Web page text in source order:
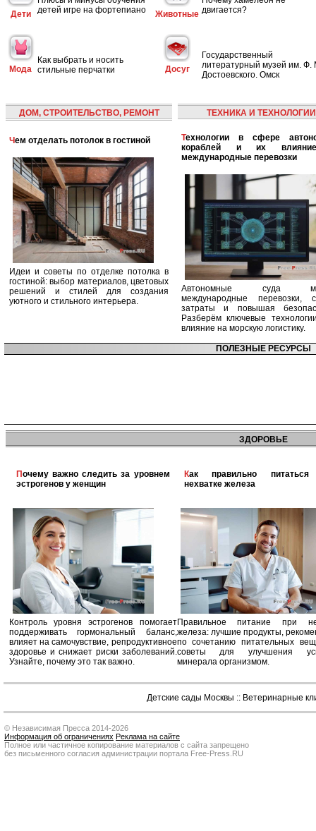
Дети
детей игре на фортепиано
Животные двигается?
Мода
Как выбрать и носить
стильные перчатки
Досуг
Государственный
литературный музей им. Ф.
Достоевского. Омск
ДОМ, СТРОИТЕЛЬСТВО, РЕМОНТ
Чем отделать потолок в гостиной
Идеи и советы по отделке потолка в
гостиной: выбор материалов, цветовых
решений и стилей для создания
уютного и стильного интерьера.
ТЕХНИКА И ТЕХНОЛОГИИ
Технологии в сфере автономных
кораблей и их
международные перевозки
Автономные суда
международные перевозки,
затраты и повышая
Разберём ключевые
влияние на морскую логистику.
ПОЛЕЗНЫЕ РЕСУРСЫ
ЗДОРОВЬЕ
Почему важно следить за уровнем
эстрогенов у женщин
Контроль уровня эстрогенов помогает
поддерживать гормональный баланс,
влияет на самочувствие, репродуктивное
здоровье и снижает риски заболеваний.
Узнайте, почему это так важно.
Как правильно питаться при
нехватке железа
Правильное питание при
железа: лучшие продукты,
по сочетанию питательных
советы для улучшения
минерала организмом.
Детские сады Москвы :: Ветеринарные
© Независимая Пресса 2014-2026
Информация об ограничениях Реклама на сайте
Полное или частичное копирование материалов с сайта запрещено
без письменного согласия администрации портала Free-Press.RU